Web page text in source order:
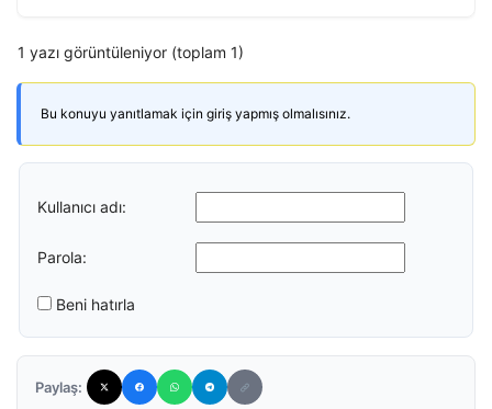
1 yazı görüntüleniyor (toplam 1)
Bu konuyu yanıtlamak için giriş yapmış olmalısınız.
Kullanıcı adı:
Parola:
Beni hatırla
Paylaş: